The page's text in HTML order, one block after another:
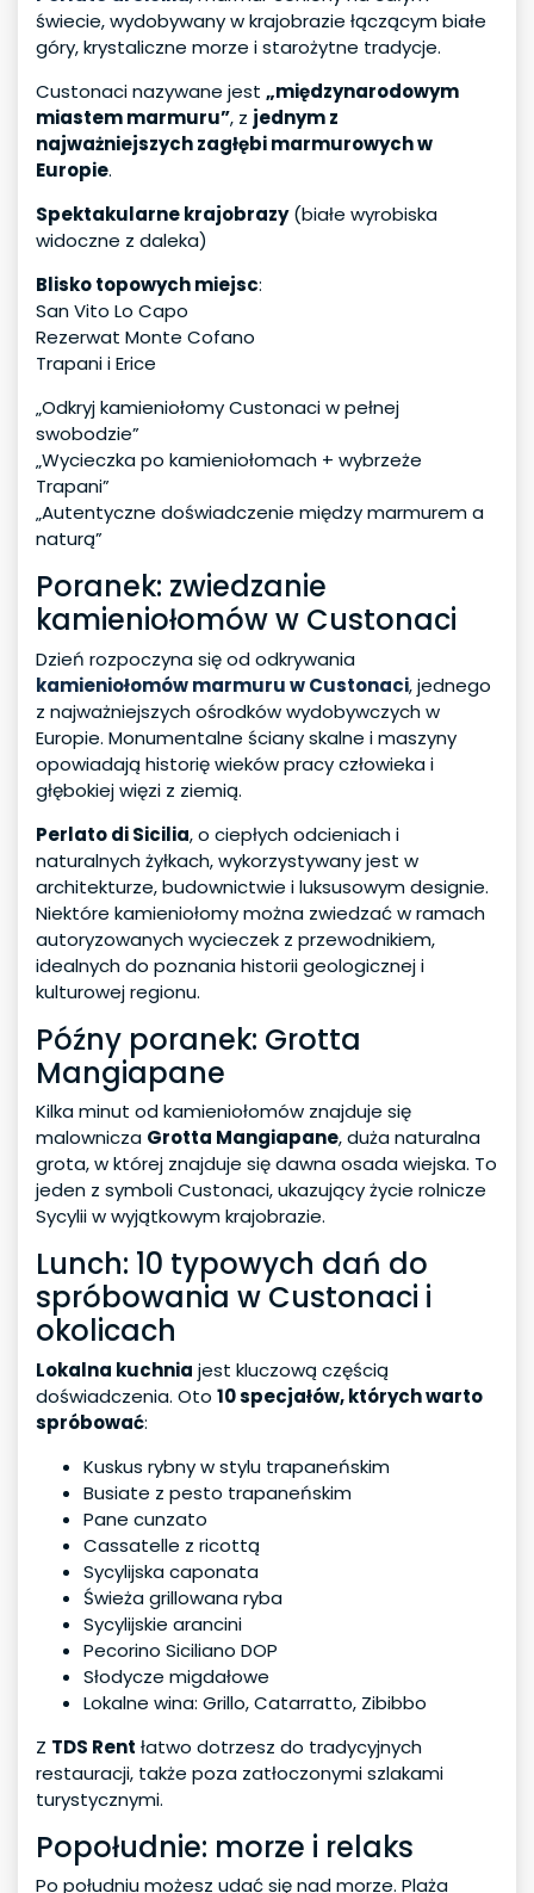
świecie, wydobywany w krajobrazie łączącym białe
góry, krystaliczne morze i starożytne tradycje.
Custonaci nazywane jest „międzynarodowym
miastem marmuru”, z jednym z
najważniejszych zagłębi marmurowych w
Europie.
Spektakularne krajobrazy(białe wyrobiska
widoczne z daleka)
Blisko topowych miejsc:
San Vito Lo Capo
Rezerwat Monte Cofano
Trapani i Erice
„Odkryj kamieniołomy Custonaci w pełnej
swobodzie”
„Wycieczka po kamieniołomach + wybrzeże
Trapani”
„Autentyczne doświadczenie między marmurem a
naturą”
Poranek: zwiedzanie
kamieniołomów w Custonaci
Dzień rozpoczyna się od odkrywania
kamieniołomów marmuru w Custonaci, jednego
z najważniejszych ośrodków wydobywczych w
Europie. Monumentalne ściany skalne i maszyny
opowiadają historię wieków pracy człowieka i
głębokiej więzi z ziemią.
Perlato di Sicilia, o ciepłych odcieniach i
naturalnych żyłkach, wykorzystywany jest w
architekturze, budownictwie i luksusowym designie.
Niektóre kamieniołomy można zwiedzać w ramach
autoryzowanych wycieczek z przewodnikiem,
idealnych do poznania historii geologicznej i
kulturowej regionu.
Późny poranek: Grotta
Mangiapane
Kilka minut od kamieniołomów znajduje się
malownicza Grotta Mangiapane, duża naturalna
grota, w której znajduje się dawna osada wiejska. To
jeden z symboli Custonaci, ukazujący życie rolnicze
Sycylii w wyjątkowym krajobrazie.
Lunch: 10 typowych dań do
spróbowania w Custonaci i
okolicach
Lokalna kuchnia jest kluczową częścią
doświadczenia. Oto 10 specjałów, których warto
spróbować:
Kuskus rybny w stylu trapaneńskim
Busiate z pesto trapaneńskim
Pane cunzato
Cassatelle z ricottą
Sycylijska caponata
Świeża grillowana ryba
Sycylijskie arancini
Pecorino Siciliano DOP
Słodycze migdałowe
Lokalne wina: Grillo, Catarratto, Zibibbo
Z TDS Rent łatwo dotrzesz do tradycyjnych
restauracji, także poza zatłoczonymi szlakami
turystycznymi.
Popołudnie: morze i relaks
Po południu możesz udać się nad morze. Plaża